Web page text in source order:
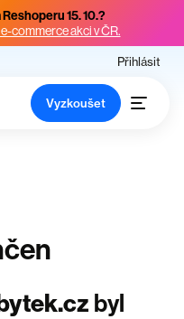
15. 10.?
commerce akci v ČR.
Přihlásit
Vyzkoušet
byl